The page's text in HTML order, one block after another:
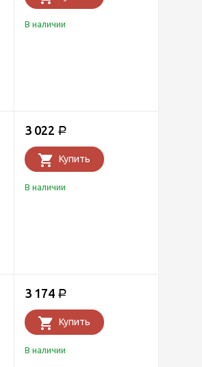
В наличии
3 022 Р
Купить
В наличии
3 174 Р
Купить
В наличии